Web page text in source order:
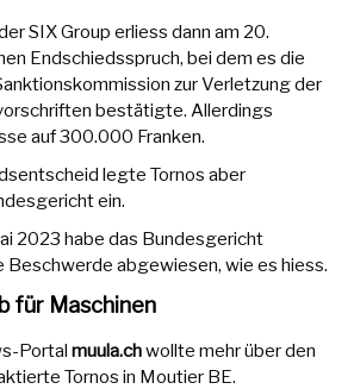
SIX Group erliess dann am 20.
Endschiedsspruch, bei dem es die
zur Verletzung der
bestätigte. Allerdings
auf 300.000 Franken.
legte Tornos aber
ein.
2023 habe das Bundesgericht
Beschwerde abgewiesen, wie es hiess.
für Maschinen
Portalmuula.chwollte mehr über den
Tornos in Moutier BE.